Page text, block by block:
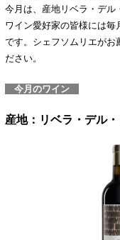
今月は、産地リベラ・デル
ワイン愛好家の皆様には
です。シェフソムリエがお
ださい。
今月のワイン
産地：リベラ・デル